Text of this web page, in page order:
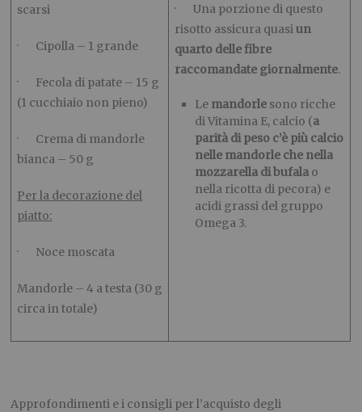
scarsi
· Cipolla – 1 grande
· Fecola di patate – 15 g
(1 cucchiaio non pieno)
· Crema di mandorle
bianca – 50 g
Per la decorazione del
piatto:
· Noce moscata
Mandorle – 4 a testa (30 g
circa in totale)
· Una porzione di questo
risotto assicura quasiun
quarto delle fibre
raccomandate giornalmente.
Le mandorlesono ricche
di Vitamina E, calcio (a
parità di peso c’è più calcio
nelle mandorle che nella
mozzarella di bufalao
nella ricotta di pecora) e
acidi grassi del gruppo
Omega 3.
Approfondimenti e i consigli per l’acquisto degli